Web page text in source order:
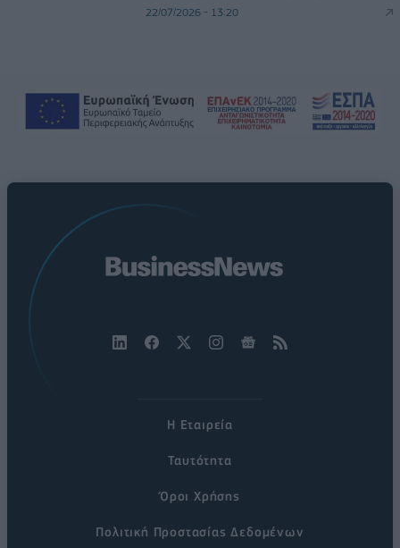
22/07/2026 - 13:20
Η Εταιρεία
Ταυτότητα
Όροι Χρήσης
Πολιτική Προστασίας Δεδομένων